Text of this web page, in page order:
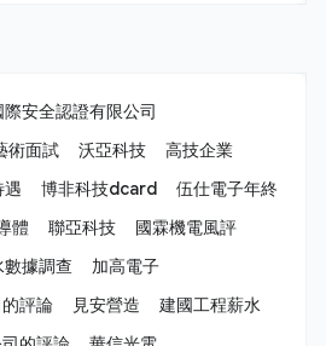
際安全認證有限公司
術面試 沃亞科技
高技企業
遇 博非科技dcard
伍仕電子年終
體 聯亞科技
國霖機電風評
數據調查
加高電子
評論
見安營造
建國工程薪水